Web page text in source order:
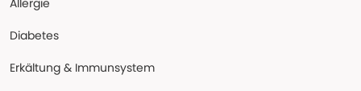
Allergie
Diabetes
Erkältung & Immunsystem